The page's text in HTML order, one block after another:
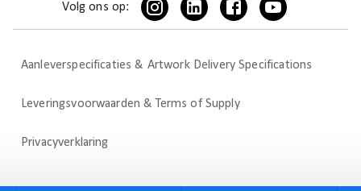
Volg ons op:
Aanleverspecificaties & Artwork Delivery Specifications
Leveringsvoorwaarden & Terms of Supply
Privacyverklaring